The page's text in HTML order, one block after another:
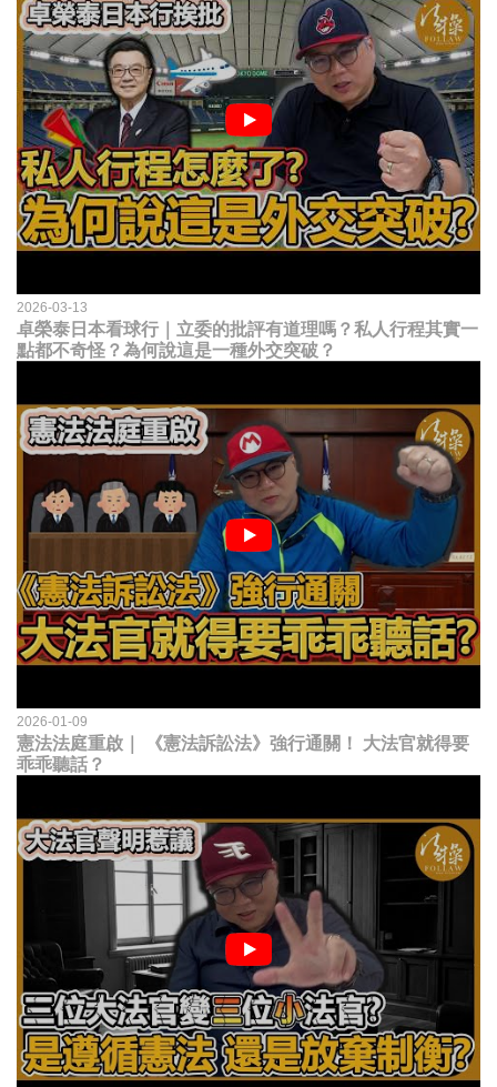
2026-03-13
卓榮泰日本看球行｜立委的批評有道理嗎？私人行程其實一
點都不奇怪？為何說這是一種外交突破？
2026-01-09
憲法法庭重啟｜ 《憲法訴訟法》強行通關！ 大法官就得要
乖乖聽話？